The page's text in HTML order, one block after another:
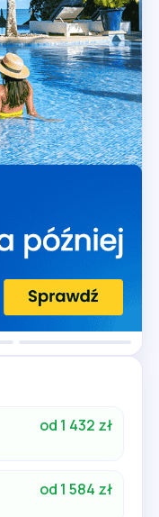
od 1 432 zł
od 1 584 zł